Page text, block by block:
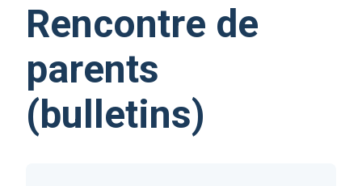
Rencontre de
parents
(bulletins)